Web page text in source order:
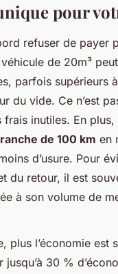
pour
refuser de payer
de 20m³
parfois supérieurs
du vide. Ce n’est
frais inutiles. En plus,
de 100 km en
d’usure. Pour
du retour, il est
à son volume de
plus l’économie est
30 %